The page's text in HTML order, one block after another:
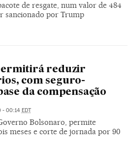
de resgate, num valor de 484
sancionado por Trump
reduzir
com seguro-
da compensação
- 00:14 EDT
Bolsonaro, permite
meses e corte de jornada por 90